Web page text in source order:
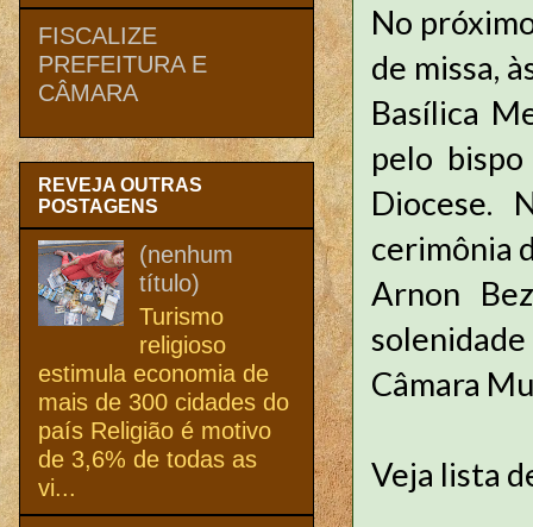
No
de missa,
Basílica
pelo
Diocese.
cerimônia
Arnon
Câmara
Veja lista
FISCALIZE
PREFEITURA E
CÂMARA
REVEJA OUTRAS
POSTAGENS
(nenhum
título)
Turismo
religioso
estimula economia de
mais de 300 cidades do
país Religião é motivo
de 3,6% de todas as
vi...